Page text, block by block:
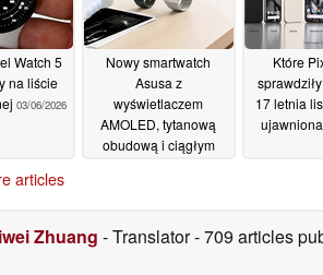
Watch 5
na liście
03/06/2026
Nowy smartwatch
Asusa z
wyświetlaczem
AMOLED, tytanową
obudową i ciągłym
globalny 03/06/2026
Które
17 letnia
ujawniona
articles
Zhuang - Translator- 709 articles